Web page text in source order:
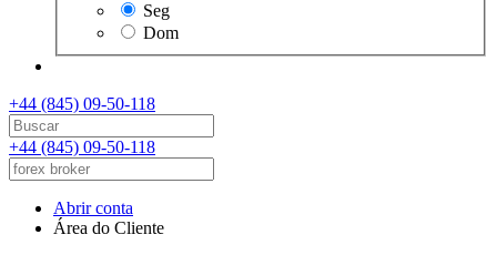
Seg
Dom
+44 (845) 09-50-118
+44 (845) 09-50-118
Abrir conta
Área do Cliente